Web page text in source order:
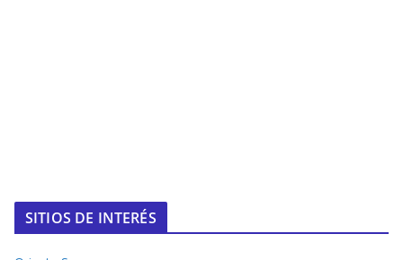
SITIOS DE INTERÉS